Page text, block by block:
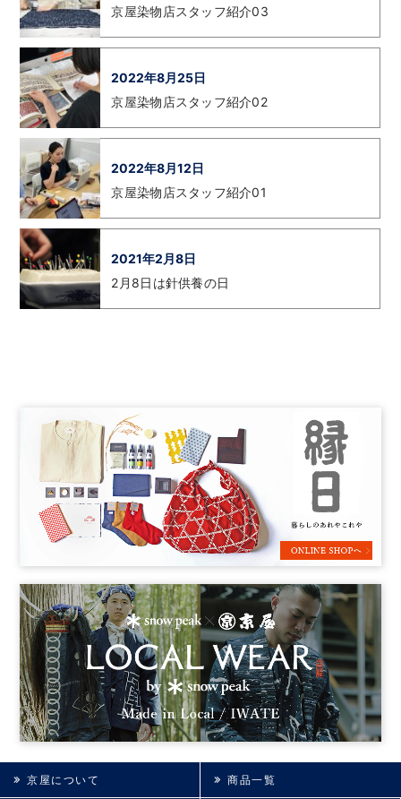
京屋染物店スタッフ紹介03
2022年8月25日
京屋染物店スタッフ紹介02
2022年8月12日
京屋染物店スタッフ紹介01
2021年2月8日
2月8日は針供養の日
京屋について 商品一覧